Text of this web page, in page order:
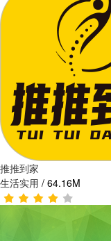
推推到家
生活实用 / 64.16M